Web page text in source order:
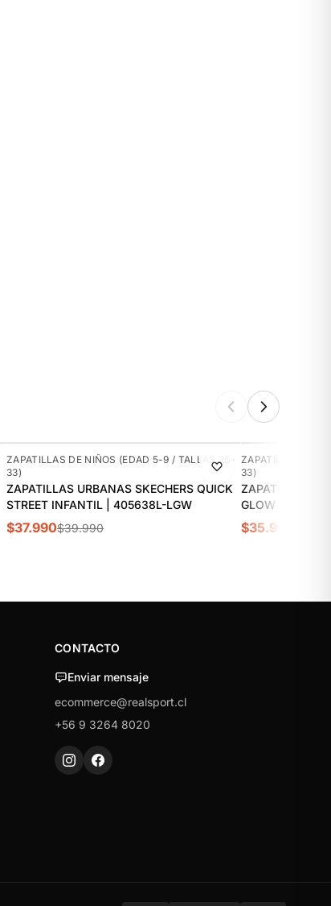
-5%
ZAPATILLAS DE NIÑOS (EDAD 5-9 / TALLAS 26-
33)
ZAPATILLAS URBANAS SKECHERS QUICK
STREET INFANTIL | 405638L-LGW
$37.990$39.990
-10%
ZAPATILLAS DE
33)
ZAPATILLAS
GLOW ULTRA
$35.990
CONTACTO
Enviar mensaje
ecommerce@realsport.cl
+56 9 3264 8020